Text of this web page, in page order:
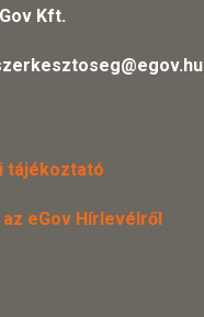
Kft.
tájékoztató
eGov Hírlevélről